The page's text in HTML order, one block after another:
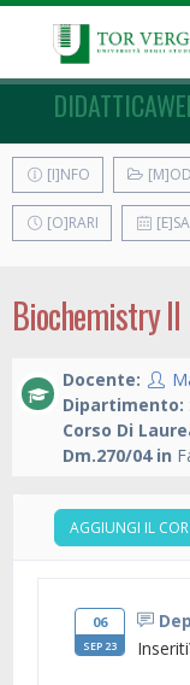
[I]NFO
[O]RARI
Biochemistry II
Docente:
Dipartimento:
Corso Di
Dm.270/04 in
AGGIUNGI IL
06
SEP 23